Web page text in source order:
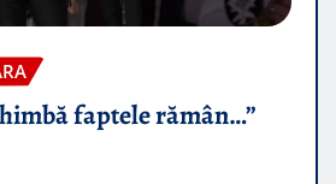
faptele rămân…”